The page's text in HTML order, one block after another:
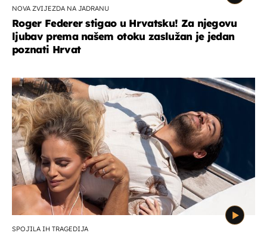
NOVA ZVIJEZDA NA JADRANU
Roger Federer stigao u Hrvatsku! Za njegovu
ljubav prema našem otoku zaslužan je jedan
poznati Hrvat
SPOJILA IH TRAGEDIJA